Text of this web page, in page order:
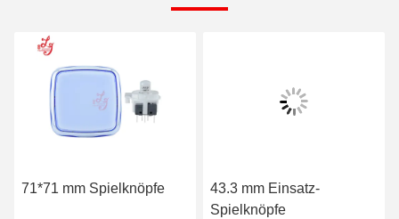
71*71 mm Spielknöpfe
43.3 mm Einsatz-
Spielknöpfe